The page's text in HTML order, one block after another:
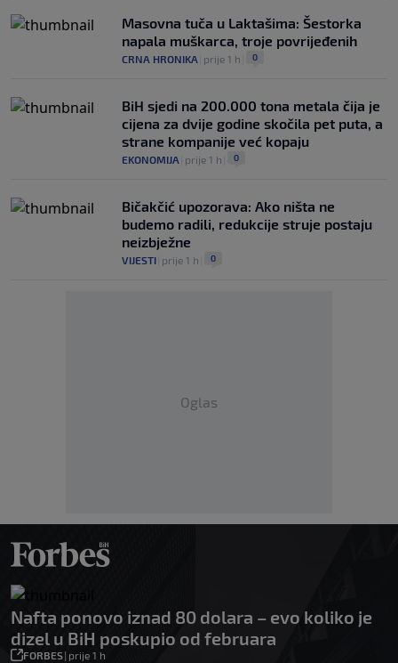
Masovna tuča u Laktašima: Šestorka
napala muškarca, troje povrijeđenih
CRNA HRONIKA prije 1 h 0
BiH sjedi na 200.000 tona metala čija je
cijena za dvije godine skočila pet puta, a
strane kompanije već kopaju
EKONOMIJA prije 1 h 0
Bičakčić upozorava: Ako ništa ne
budemo radili, redukcije struje postaju
neizbježne
VIJESTI prije 1 h 0
Oglas
Nafta ponovo iznad 80 dolara – evo koliko je
dizel u BiH poskupio od februara
FORBES| prije 1 h